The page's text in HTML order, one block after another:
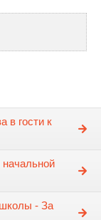
в гости к
начальной
- За